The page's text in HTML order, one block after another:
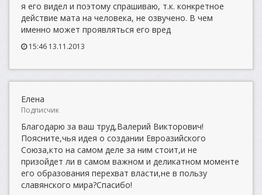
я его видел и поэтому спрашиваю, т.к. конкретное
действие мата на человека, не озвучено. В чем
именно может проявляться его вред
15:46 13.11.2013
Елена
Подписчик
Благодарю за ваш труд,Валерий Викторович!
Поясните,чья идея о создании Евроазийского
Союза,кто на самом деле за ним стоит,и не
призойдет ли в самом важном и деликатном моменте
его образования перехват власти,не в пользу
славянского мира?Спасибо!